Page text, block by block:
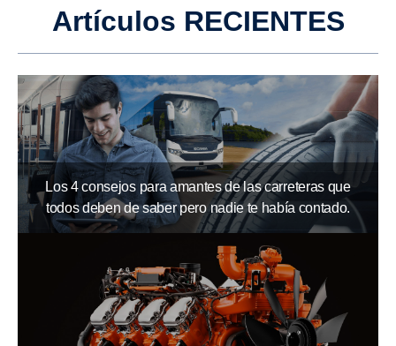
Artículos RECIENTES
Los 4 consejos para amantes de las carreteras que
todos deben de saber pero nadie te había contado.